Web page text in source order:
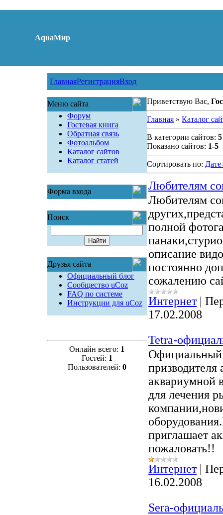
AquaМир
ГлавнаяРегистрацияВход
Меню сайта
Форум
Гостевая книга
Обратная связь
Фотоальбом
Каталог сайтов
Каталог статей
Форма входа
Поиск
Друзья сайта
Официальный блог
Сообщество uCoz
FAQ по системе
Инструкции для uCoz
Онлайн всего: 1
Гостей: 1
Пользователей: 0
Приветствую Вас,
Главная» Каталог
В категории сайтов: 5
Показано сайтов: 1-5
Сортировать по: Дате
Любителям
Любителям
полной
описание
постоянно
сожалению
Интернет|
17.02.2008
Tetra-
Официальный
призводителя
аквариумной
для лечения
приглашает
пожаловать!!
Интернет|
16.02.2008
Sera-